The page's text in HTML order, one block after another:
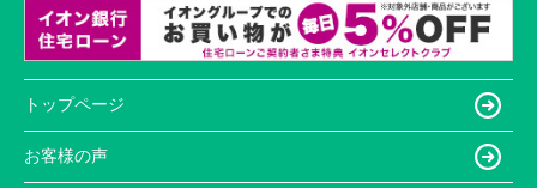
トップページ
お客様の声